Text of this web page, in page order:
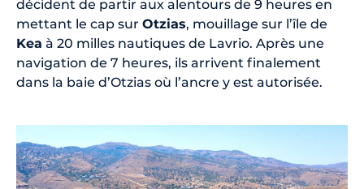
décident de partir aux alentours de 9 heures en
mettant le cap sur Otzias, mouillage sur l’île de
Kea à 20 milles nautiques de Lavrio. Après une
navigation de 7 heures, ils arrivent finalement
dans la baie d’Otzias où l’ancre y est autorisée.